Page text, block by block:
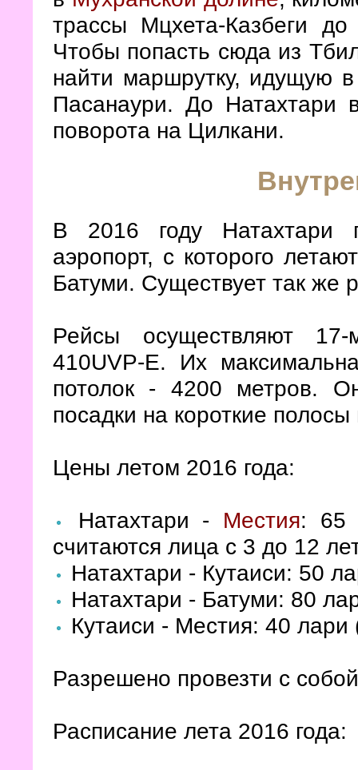
трассы Мцхета-Казбеги
Чтобы попасть сюда из
найти маршрутку, идущую
Пасанаури. До Натахтари
поворота на Цилкани.
В 2016 году Натахтари
аэропорт, с которого
Батуми. Существует так же
Рейсы осуществляют
410UVP-E. Их
потолок - 4200 метров.
посадки на короткие полосы
Цены летом 2016 года:
Натахтари - Местия: 65
считаются лица с 3 до 12
Натахтари - Кутаиси: 50
Натахтари - Батуми: 80
Кутаиси - Местия: 40 лари
Разрешено провезти с
Расписание лета 2016 года: